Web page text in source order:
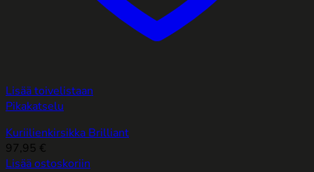
Lisää toivelistaan
Pikakatselu
Kuriilienkirsikka Brilliant
97,95 €
Lisää ostoskoriin